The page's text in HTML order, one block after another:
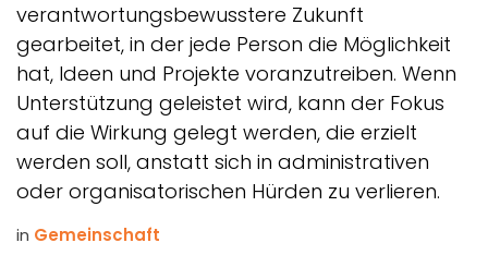
verantwortungsbewusstere Zukunft
gearbeitet, in der jede Person die Möglichkeit
hat, Ideen und Projekte voranzutreiben. Wenn
Unterstützung geleistet wird, kann der Fokus
auf die Wirkung gelegt werden, die erzielt
werden soll, anstatt sich in administrativen
oder organisatorischen Hürden zu verlieren.
in Gemeinschaft